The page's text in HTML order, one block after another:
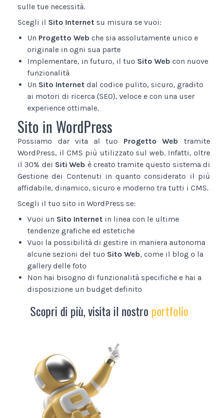
sulle tue necessità.
Scegli il Sito Internet su misura se vuoi:
Un Progetto Web che sia assolutamente unico e
originale in ogni sua parte
Implementare, in futuro, il tuo Sito Web con nuove
funzionalità
Un Sito Internet dal codice pulito, sicuro, gradito
ai motori di ricerca (SEO), veloce e con una user
experience ottimale.
Sito in WordPress
Possiamo dar vita al tuo Progetto Web tramite
WordPress, il CMS più utilizzato sul web. Infatti, oltre
il 30% dei Siti Web è creato tramite questo sistema di
Gestione dei Contenuti in quanto considerato il più
affidabile, dinamico, sicuro e moderno tra tutti i CMS.
Scegli il tuo sito in WordPress se:
Vuoi un Sito Internet in linea con le ultime
tendenze grafiche ed estetiche
Vuoi la possibilità di gestire in maniera autonoma
alcune sezioni del tuo Sito Web, come il blog o la
gallery delle foto
Non hai bisogno di funzionalità specifiche e hai a
disposizione un budget definito
Scopri di più, visita il nostro portfolio